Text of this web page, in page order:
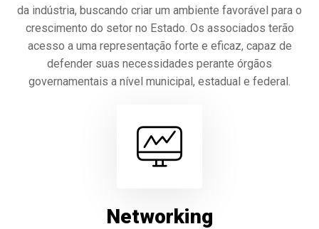
da indústria, buscando criar um ambiente favorável para o
crescimento do setor no Estado. Os associados terão
acesso a uma representação forte e eficaz, capaz de
defender suas necessidades perante órgãos
governamentais a nível municipal, estadual e federal.
Networking